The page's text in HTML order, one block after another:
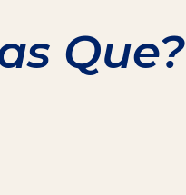
Que?